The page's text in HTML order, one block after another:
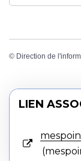
© Direction de
LIEN